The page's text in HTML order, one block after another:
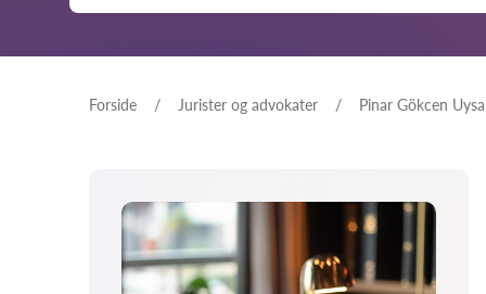
Forside Jurister og advokater Pinar Gökcen